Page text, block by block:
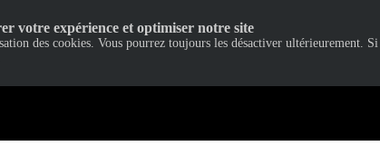
votre expérience et optimiser notre site
des cookies. Vous pourrez toujours les désactiver ultérieurement.